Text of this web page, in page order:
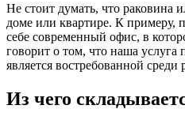
Не стоит думать, что раковина
доме или квартире. К примеру,
себе современный офис, в
говорит о том, что наша услуга
является востребованной
Из чего